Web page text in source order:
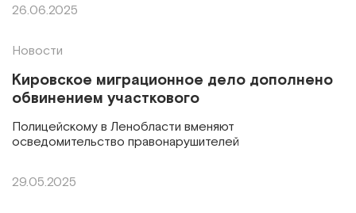
26.06.2025
Новости
Кировское миграционное дело дополнено
обвинением участкового
Полицейскому в Ленобласти вменяют
осведомительство правонарушителей
29.05.2025